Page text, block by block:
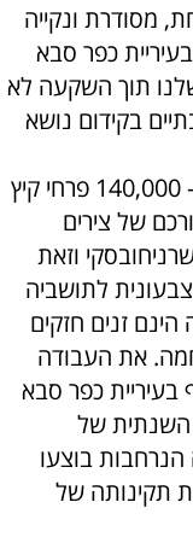
מסודרת ונקייה
כפר סבא
תוך השקעה לא
בקידום נושא
כמיטב המסורת נשתלו בימים אלה כ- 140,000 פרחי קיץ
של צירים
וזאת
לתושביה
זנים חזקים
את העבודה
בעיריית כפר סבא
השנתית של
בוצעו
תקינותה של